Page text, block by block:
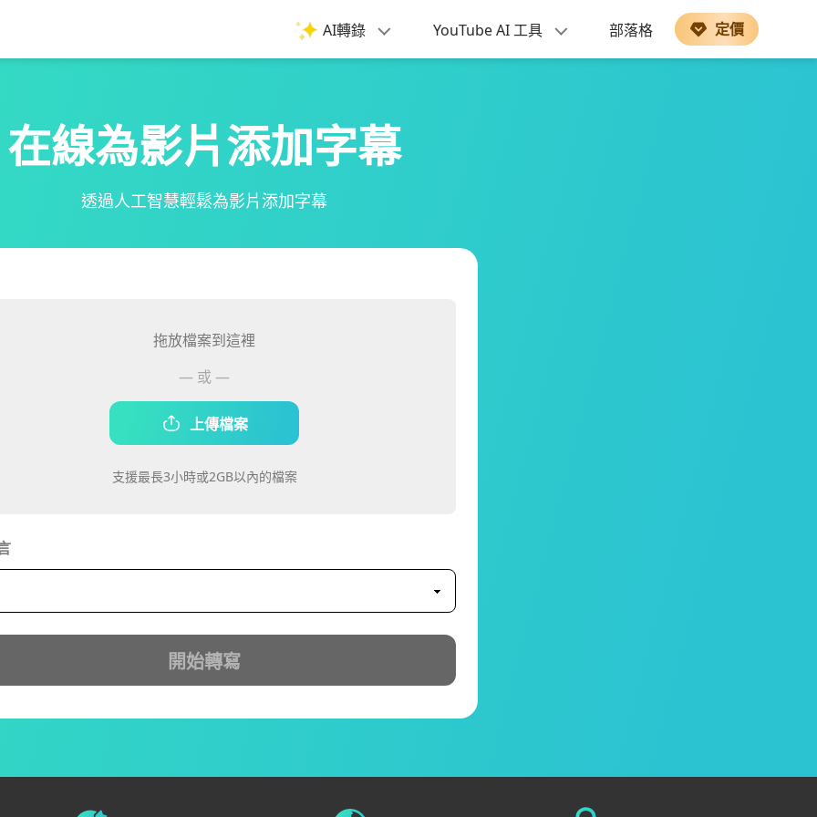
AI轉錄 YouTube AI 工具 部落格 定價
在線為影片添加字幕
透過人工智慧輕鬆為影片添加字幕
拖放檔案到這裡
— 或 —
上傳檔案
支援最長3小時或2GB以內的檔案
開始轉寫